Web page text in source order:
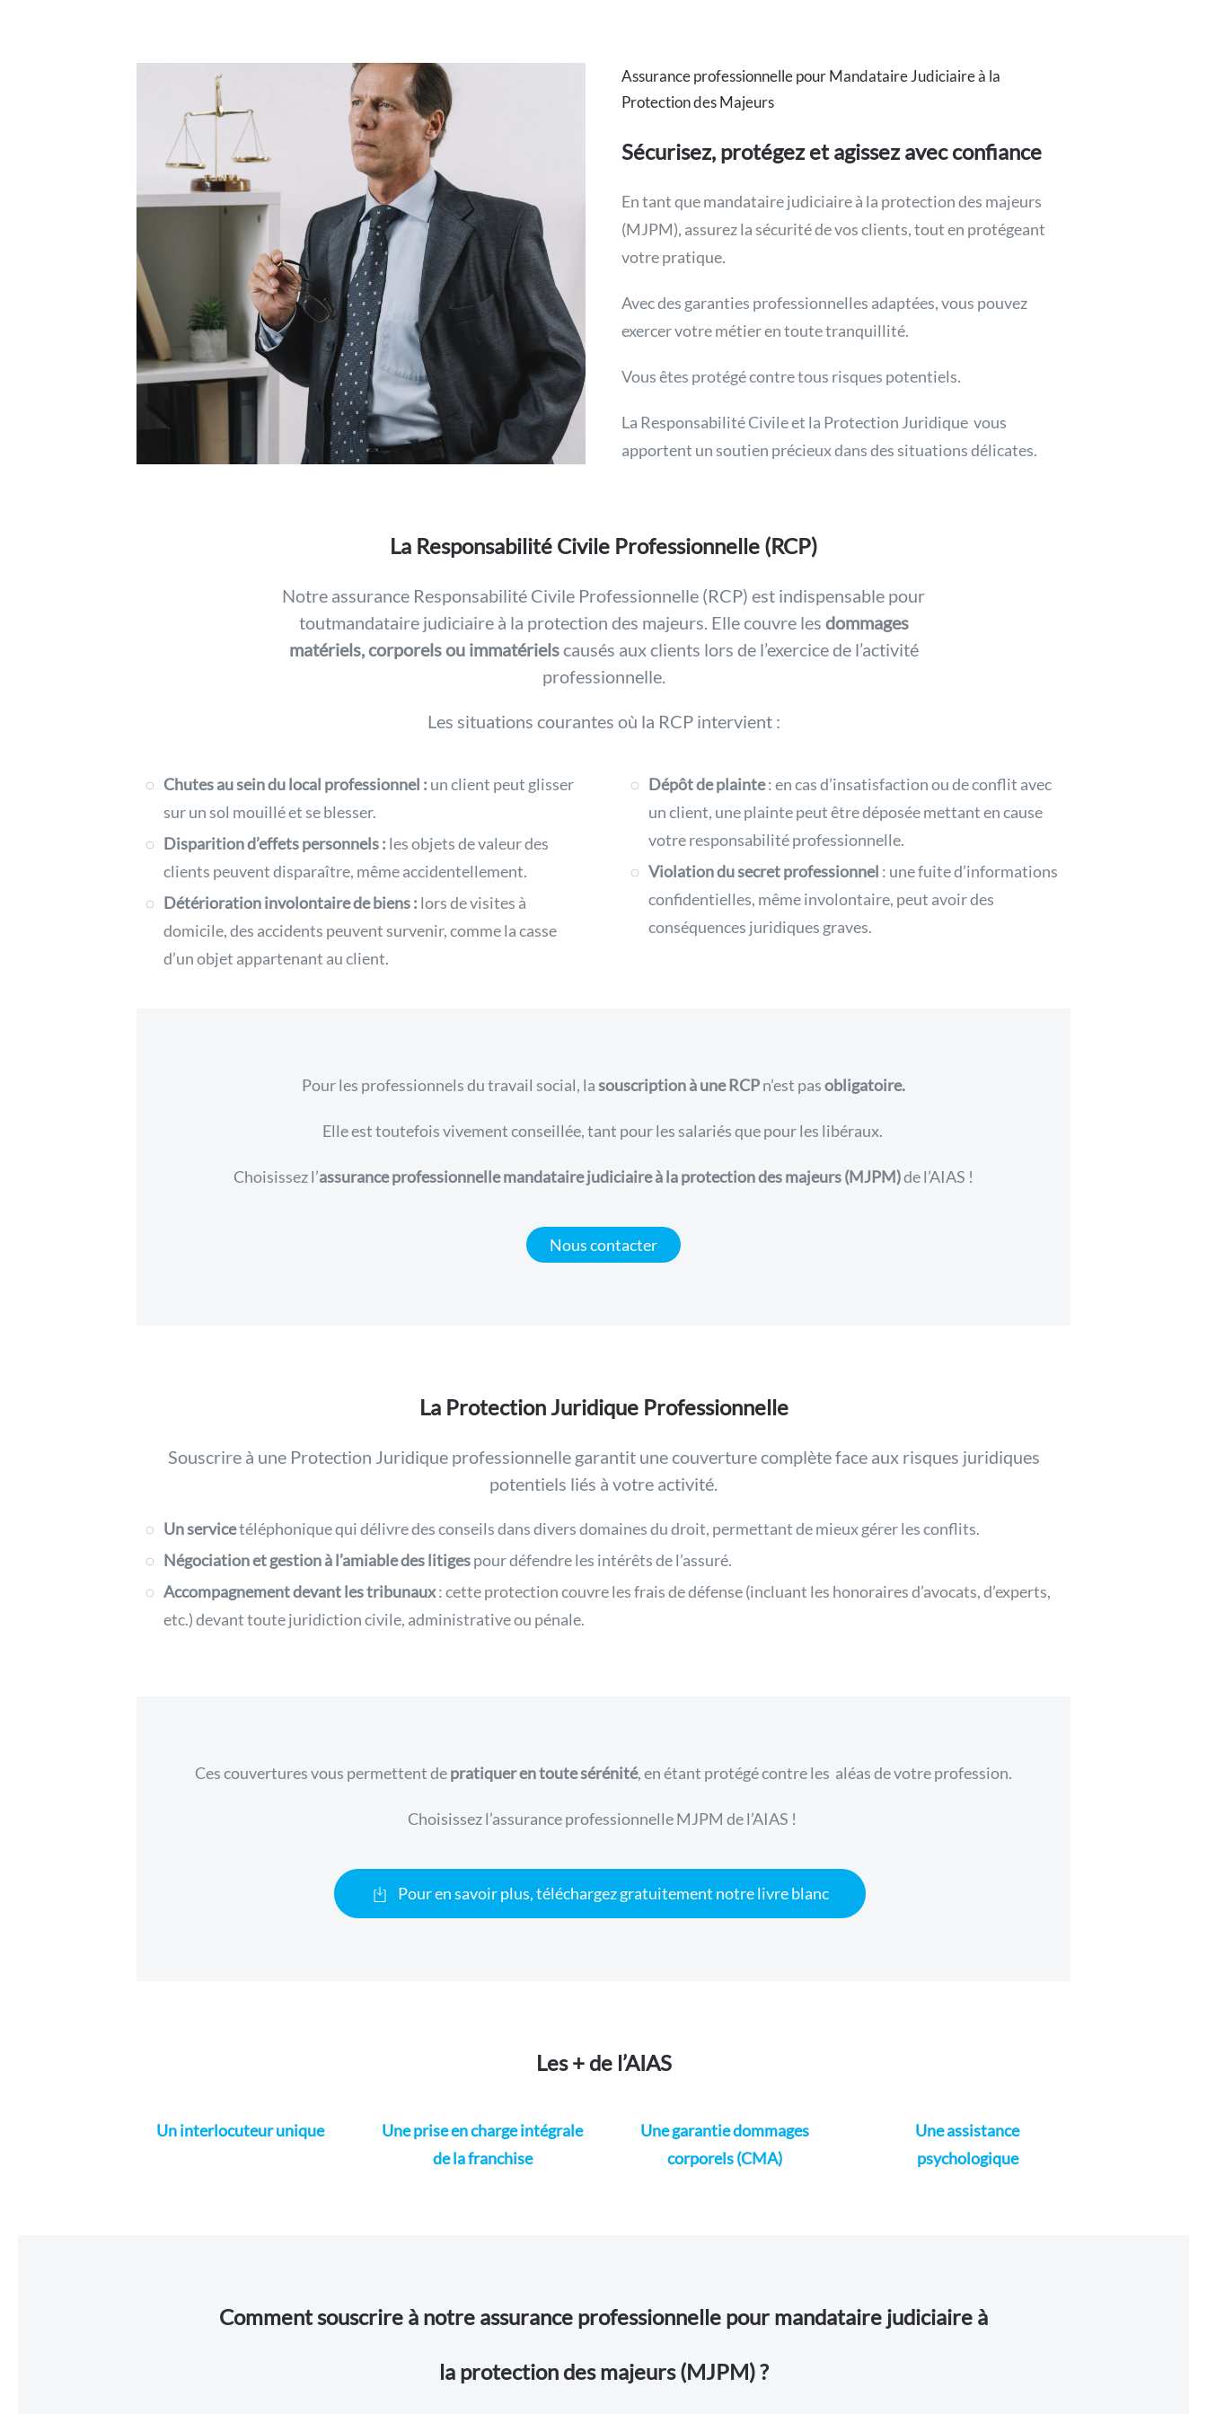
Assurance professionnelle pour Mandataire Judiciaire à la
Protection des Majeurs
Sécurisez, protégez et agissez avec confiance
En tant que mandataire judiciaire à la protection des majeurs
(MJPM), assurez la sécurité de vos clients, tout en protégeant
votre pratique.
Avec des garanties professionnelles adaptées, vous pouvez
exercer votre métier en toute tranquillité.
Vous êtes protégé contre tous risques potentiels.
La Responsabilité Civile et la Protection Juridique vous
apportent un soutien précieux dans des situations délicates.
La Responsabilité Civile Professionnelle (RCP)
Notre assurance Responsabilité Civile Professionnelle (RCP) est indispensable pour
toutmandataire judiciaire à la protection des majeurs. Elle couvre les dommages
matériels, corporels ou immatérielscausés aux clients lors de l’exercice de l’activité
professionnelle.
Les situations courantes où la RCP intervient :
Chutes au sein du local professionnel : un client peut glisser
sur un sol mouillé et se blesser.
Disparition d’effets personnels : les objets de valeur des
clients peuvent disparaître, même accidentellement.
Détérioration involontaire de biens : lors de visites à
domicile, des accidents peuvent survenir, comme la casse
d’un objet appartenant au client.
Dépôt de plainte: en cas d’insatisfaction ou de conflit avec
un client, une plainte peut être déposée mettant en cause
votre responsabilité professionnelle.
Violation du secret professionnel : une fuite d’informations
confidentielles, même involontaire, peut avoir des
conséquences juridiques graves.
Pour les professionnels du travail social, lasouscription à une RCPn’est pasobligatoire.
Elleest toutefois vivement conseillée, tant pour les salariés que pour les libéraux.
Choisissez l’assurance professionnelle mandataire judiciaire à la protection des majeurs (MJPM)de l’AIAS !
Nous contacter
La Protection Juridique Professionnelle
Souscrire à une Protection Juridique professionnelle garantit une couverture complète face aux risques juridiques
potentiels liés à votre activité.
Un servicetéléphonique qui délivre des conseils dans divers domaines du droit, permettant de mieux gérer les conflits.
Négociation et gestion à l’amiabledes litigespour défendre les intérêts de l’assuré.
Accompagnement devant les tribunaux:cette protection couvre les frais de défense (incluant les honoraires d’avocats, d’experts,
etc.) devant toute juridiction civile, administrative ou pénale.
Ces couvertures vous permettent depratiquer en toute sérénité, en étant protégé contre les aléas de votre profession.
Choisissez l’assurance professionnelle MJPM de l’AIAS !
Pour en savoir plus, téléchargez gratuitement notre livre blanc
Les + de l’AIAS
Un interlocuteur unique
Une prise en charge intégrale
de la franchise
Une garantie dommages
corporels (CMA)
Une assistance
psychologique
Comment souscrire à notre assurance professionnelle pour mandataire judiciaire à
la protection des majeurs (MJPM) ?